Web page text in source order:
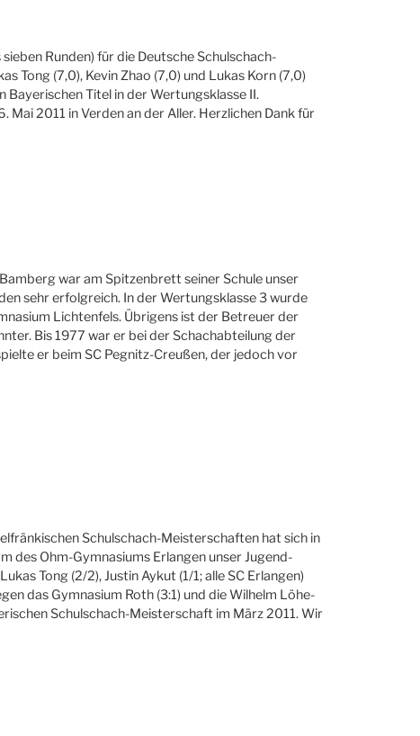
Runden) für die Deutsche Schulschach-
Tong (7,0), Kevin Zhao (7,0) und Lukas Korn (7,0)
Titel in der Wertungsklasse II.
2011 in Verden an der Aller. Herzlichen Dank für
war am Spitzenbrett seiner Schule unser
sehr erfolgreich. In der Wertungsklasse 3 wurde
Lichtenfels. Übrigens ist der Betreuer der
Bis 1977 war er bei der Schachabteilung der
er beim SC Pegnitz-Creußen, der jedoch vor
Schulschach-Meisterschaften hat sich in
des Ohm-Gymnasiums Erlangen unser Jugend-
Tong (2/2), Justin Aykut (1/1; alle SC Erlangen)
das Gymnasium Roth (3:1) und die Wilhelm Löhe-
Schulschach-Meisterschaft im März 2011. Wir